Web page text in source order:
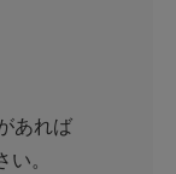
あれば
。